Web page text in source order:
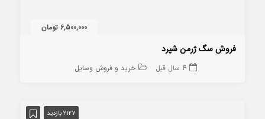
6,500,000 تومان
فروش سگ ژرمن شپرد
4 سال قبل خرید و فروش وسایل
2127 بازدید